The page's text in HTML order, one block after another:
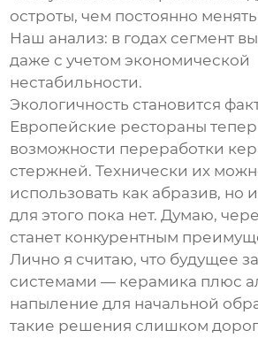
остроты, чем постоянно
Наш анализ: в годах сегмент
даже с учетом экономической
нестабильности.
Экологичность становится
Европейские рестораны
возможности переработки
стержней. Технически их
использовать как абразив, но
для этого пока нет. Думаю,
станет конкурентным
Лично я считаю, что будущее
системами — керамика плюс
напыление для начальной
такие решения слишком